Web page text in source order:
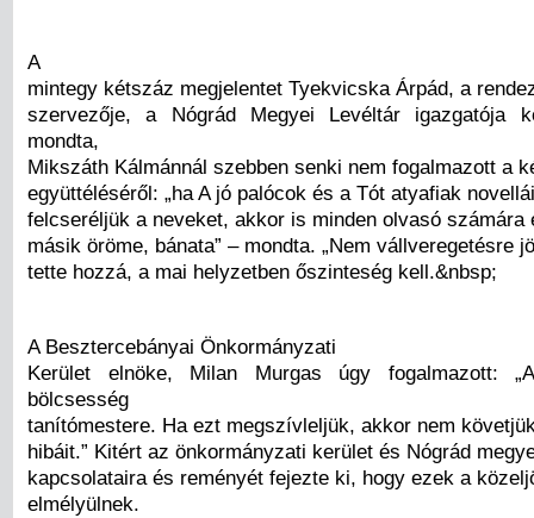
A
mintegy kétszáz megjelentet Tyekvicska Árpád, a
szervezője, a Nógrád Megyei Levéltár igazgatója
mondta,
Mikszáth Kálmánnál szebben senki nem fogalmazott a
együttéléséről: „ha A jó palócok és a Tót atyafiak
felcseréljük a neveket, akkor is minden olvasó számára
másik öröme, bánata” – mondta. „Nem vállveregetésre
tette hozzá, a mai helyzetben őszinteség kell.&nbsp;
A Besztercebányai Önkormányzati
Kerület elnöke, Milan Murgas úgy fogalmazott:
bölcsesség
tanítómestere. Ha ezt megszívleljük, akkor nem
hibáit.” Kitért az önkormányzati kerület és Nógrád
kapcsolataira és reményét fejezte ki, hogy ezek a
elmélyülnek.